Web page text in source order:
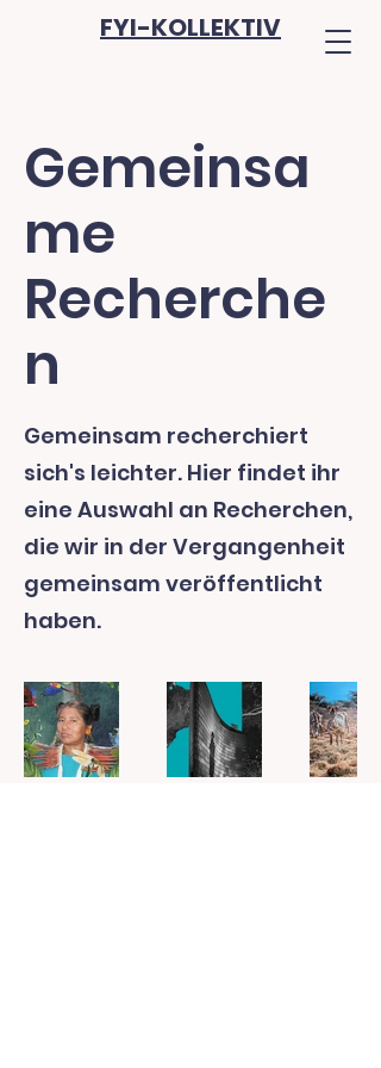
FYI-KOLLEKTIV
Gemeinsa
me
Recherche
n
Gemeinsam recherchiert
sich's leichter. Hier findet ihr
eine Auswahl an Recherchen,
die wir in der Vergangenheit
gemeinsam veröffentlicht
haben.